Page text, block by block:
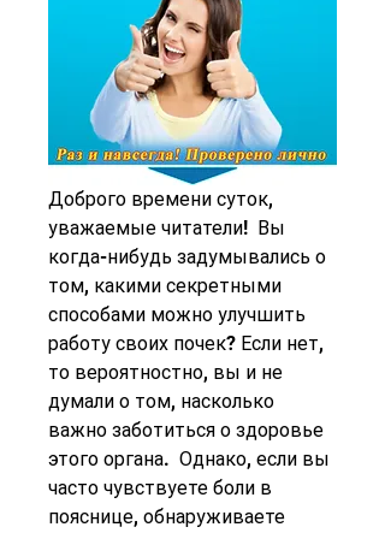
Доброго времени суток,
уважаемые читатели!  Вы
когда-нибудь задумывались о
том, какими секретными
способами можно улучшить
работу своих почек? Если нет,
то вероятностно, вы и не
думали о том, насколько
важно заботиться о здоровье
этого органа.  Однако, если вы
часто чувствуете боли в
пояснице, обнаруживаете